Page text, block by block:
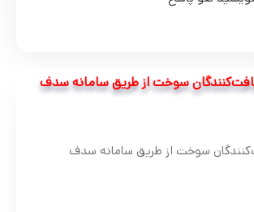
سوخت از طریق سامانه سدف
سوخت از طریق سامانه سدف